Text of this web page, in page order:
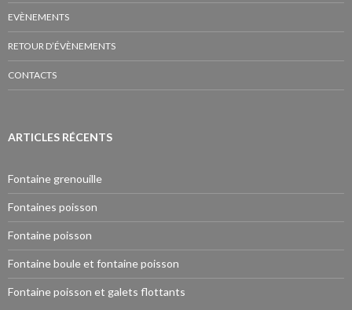
EVÈNEMENTS
RETOUR D’ÉVÈNEMENTS
CONTACTS
ARTICLES RÉCENTS
Fontaine grenouille
Fontaines poisson
Fontaine poisson
Fontaine boule et fontaine poisson
Fontaine poisson et galets flottants